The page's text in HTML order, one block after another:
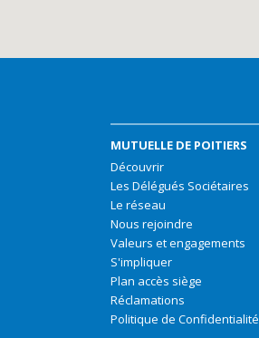
MUTUELLE DE POITIERS
Découvrir
Les Délégués Sociétaires
Le réseau
Nous rejoindre
Valeurs et engagements
S'impliquer
Plan accès siège
Réclamations
Politique de Confidentialité